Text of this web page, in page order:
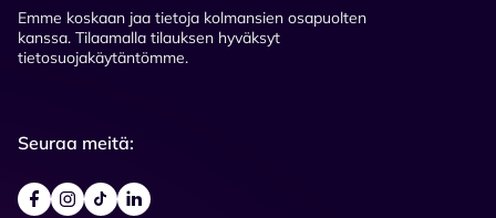
Emme koskaan jaa tietoja kolmansien osapuolten
kanssa. Tilaamalla tilauksen hyväksyt
tietosuojakäytäntömme.
Seuraa meitä: